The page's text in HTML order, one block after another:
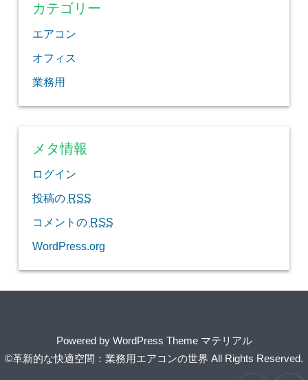
カテゴリー
エアコン
オフィス
業務用
メタ情報
ログイン
投稿の RSS
コメントの RSS
WordPress.org
Powered by WordPress Theme マテリアル
©革新的な快適空間：業務用エアコンの世界 All Rights Reserved.